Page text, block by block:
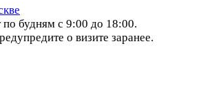
по будням с 9:00 до 18:00.
о визите заранее.